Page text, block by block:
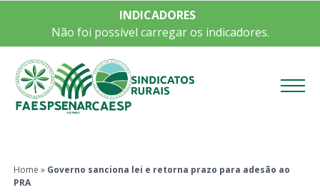
INDICADORES
Não foi possível carregar os indicadores.
Home » Governo sanciona lei e retorna prazo para adesão ao
PRA